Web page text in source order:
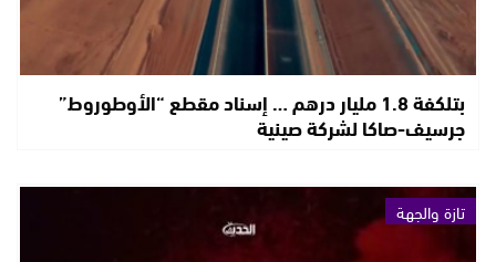
بتلكفة 1.8 مليار درهم … إسناد مقطع “الأوطوروط”
جرسيف-صاكا لشركة صينية
تازة والجهة